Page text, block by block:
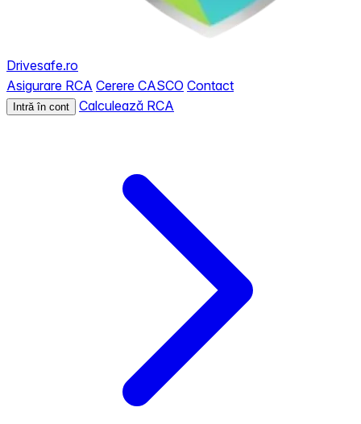
Drivesafe.ro
Asigurare RCA Cerere CASCO Contact
Intră în cont Calculează RCA